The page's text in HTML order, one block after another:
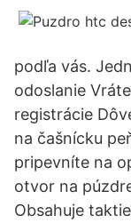
podľa vás.
odoslanie
registrácie
na čašnícku
pripevníte na
otvor na
Obsahuje